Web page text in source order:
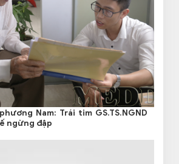
Nam: Trái tim GS.TS.NGND
ngừng đập